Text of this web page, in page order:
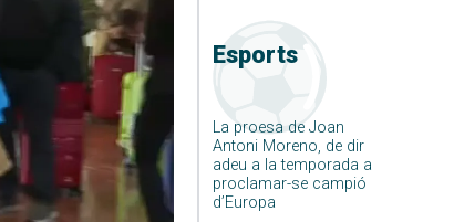
Esports
La proesa de Joan
Antoni Moreno, de dir
adeu a la temporada a
proclamar-se campió
d’Europa